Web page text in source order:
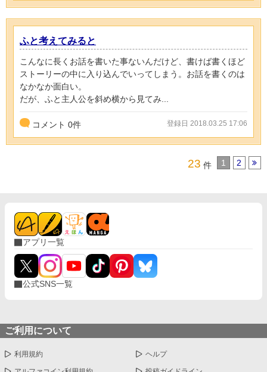
ふと考えてみると
こんなに長くお話を書いた事ないんだけど、書けば書くほど
ストーリーの中に入り込んでいってしまう。お話を書くのは
なかなか面白い。
だが、ふと主人公を斜め横から見てみ...
コメント 0件 登録日 2018.03.25 17:06
23 件 1 2
アプリ一覧
公式SNS一覧
ご利用について
利用規約 ヘルプ